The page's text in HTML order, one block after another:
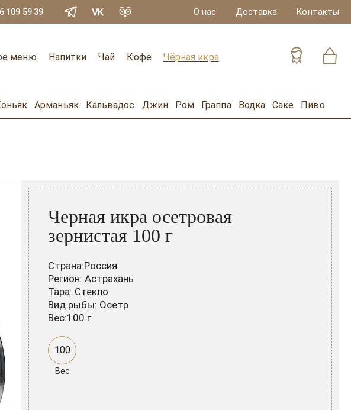
109 59 39 О нас Доставка Контакты
меню Напитки Чай Кофе Чёрная икра
Арманьяк Кальвадос Джин Ром Граппа Водка Саке Пиво
Черная икра осетровая
зернистая 100 г
Страна:Россия
Регион: Астрахань
Тара: Стекло
Вид рыбы: Осетр
Вес:100 г
100
Вес